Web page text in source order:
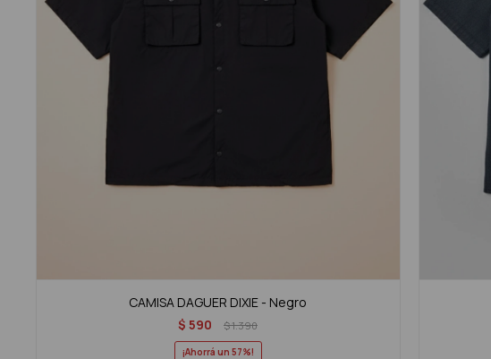
CAMISA DAGUER DIXIE - Negro
$ 590 $1.390
57